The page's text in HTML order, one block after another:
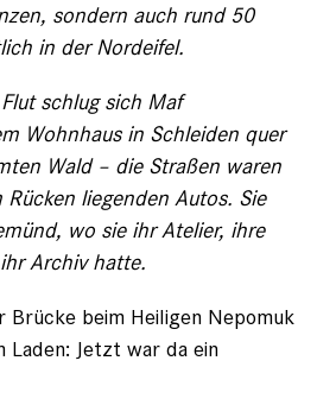
sondern auch rund 50
in der Nordeifel.
schlug sich Maf
Wohnhaus in Schleiden quer
Wald – die Straßen waren
liegenden Autos. Sie
wo sie ihr Atelier, ihre
Archiv hatte.
Brücke beim Heiligen Nepomuk
Laden: Jetzt war da ein